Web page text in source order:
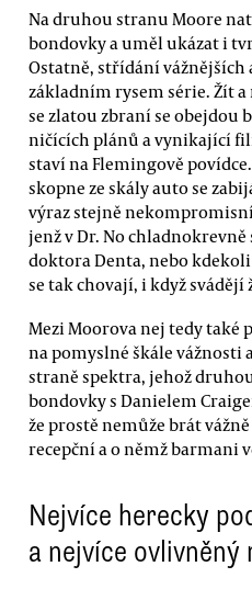
Na druhou stranu Moore
bondovky a uměl ukázat i
Ostatně, střídání
základním rysem série. Žít
se zlatou zbraní se obejdou
ničících plánů a vynikající
staví na Flemingově
skopne ze skály auto se
výraz stejně
jenž v Dr. No
doktora Denta, nebo
se tak chovají, i když svádějí
Mezi Moorova nej tedy také
na pomyslné škále vážnosti
straně spektra, jehož
bondovky s Danielem
že prostě nemůže brát
recepční a o němž barmani
Nejvíce herecky
a nejvíce ovlivněný